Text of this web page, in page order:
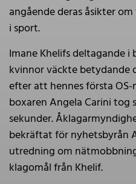
angående deras åsikter
i sport.
Imane Khelifs deltagande
kvinnor väckte betydande
efter att hennes första
boxaren Angela Carini
sekunder.
bekräftat för nyhetsbyrån
utredning om
klagomål från Khelif.